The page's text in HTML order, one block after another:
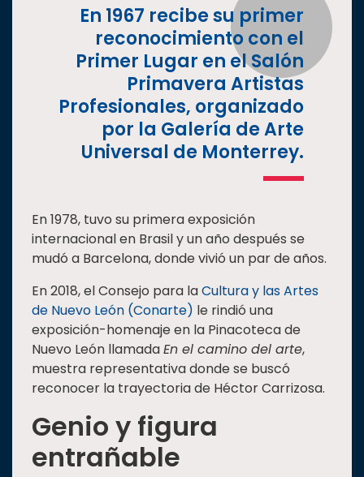
En 1967 recibe su primer
reconocimiento con el
Primer Lugar en el Salón
Primavera Artistas
Profesionales, organizado
por la Galería de Arte
Universal de Monterrey.
En 1978, tuvo su primera exposición
internacional en Brasil y un año después se
mudó a Barcelona, donde vivió un par de años.
En 2018, el Consejo para laCultura y las Artes
de Nuevo León (Conarte) le rindió una
exposición-homenaje en la Pinacoteca de
Nuevo León llamadaEn el camino del arte,
muestra representativa donde se buscó
reconocer la trayectoria de Héctor Carrizosa.
Genio y figura
entrañable